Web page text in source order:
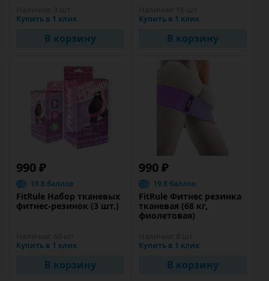
Купить в 1 клик
В корзину
Купить в 1 клик
В корзину
990 ₽
19.8 баллов
FitRule Набор тканевых
фитнес-резинок (3 шт.)
Купить в 1 клик
В корзину
990 ₽
19.8 баллов
FitRule Фитнес резинка
тканевая (68 кг,
фиолетовая)
Купить в 1 клик
В корзину